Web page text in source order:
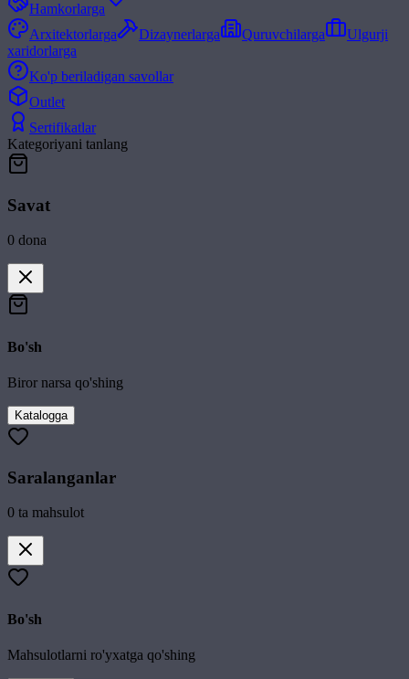
Hamkorlarga
Arxitektorlarga
Dizaynerlarga Quruvchilarga
Ulgurji
xaridorlarga
Ko'p beriladigan savollar
Outlet
Sertifikatlar
Kategoriyani tanlang
Savat
0 dona
Bo'sh
Biror narsa qo'shing
Katalogga
Saralanganlar
0 ta mahsulot
Bo'sh
Mahsulotlarni ro'yxatga qo'shing